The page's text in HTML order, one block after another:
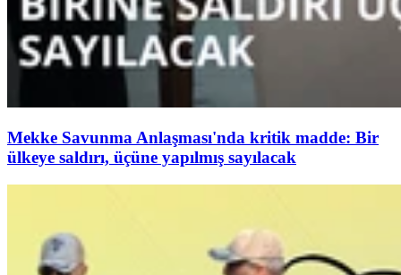
Mekke Savunma Anlaşması'nda kritik madde: Bir
ülkeye saldırı, üçüne yapılmış sayılacak